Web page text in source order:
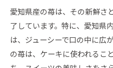
愛知県産の苺は、その新鮮さ
了しています。特に、愛知県
は、ジューシーで口の中に広
の苺は、ケーキに使われるこ